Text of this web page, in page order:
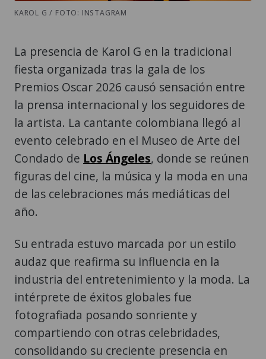
KAROL G / FOTO: INSTAGRAM
La presencia de Karol G en la tradicional
fiesta organizada tras la gala de los
Premios Oscar 2026 causó sensación entre
la prensa internacional y los seguidores de
la artista. La cantante colombiana llegó al
evento celebrado en el Museo de Arte del
Condado de Los Ángeles, donde se reúnen
figuras del cine, la música y la moda en una
de las celebraciones más mediáticas del
año.
Su entrada estuvo marcada por un estilo
audaz que reafirma su influencia en la
industria del entretenimiento y la moda. La
intérprete de éxitos globales fue
fotografiada posando sonriente y
compartiendo con otras celebridades,
consolidando su creciente presencia en